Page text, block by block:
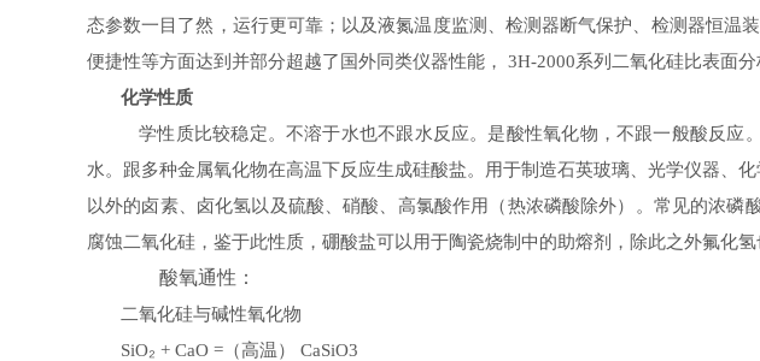
态参数一目了然，运行更可靠；以及液氮温度监测、检测器断气保护、检测器恒温
便捷性等方面达到并部分超越了国外同类仪器性能，
3H-2000系列二氧化硅比表面
化学性质
学性质比较稳定。不溶于水也不跟水反应。是酸性氧化物，不跟一般酸反应
水。跟多种金属氧化物在高温下反应生成硅酸盐。用于制造石英玻璃、光学仪器、
以外的卤素、卤化氢以及硫酸、硝酸、高氯酸作用（热浓磷酸除外）。常见的浓
腐蚀二氧化硅，鉴于此性质，硼酸盐可以用于陶瓷烧制中的助熔剂，除此之外氟化
酸氧通性：
二氧化硅与碱性氧化物
SiO₂ + CaO = （高温） CaSiO3